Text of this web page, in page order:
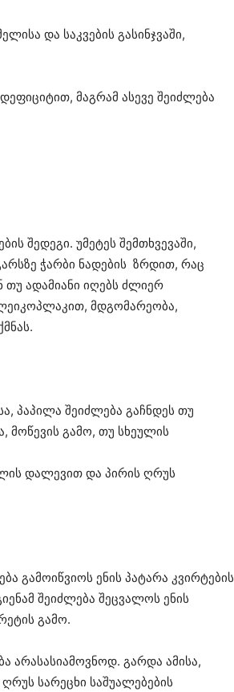
და საკვების გასინჯვაში,
მაგრამ ასევე შეიძლება
შედეგი. უმეტეს შემთხვევაში,
ჭარბი ნადების ზრდით, რაც
თუ ადამიანი იღებს ძლიერ
ლეიკოპლაკით, მდგომარეობა,
პაპილა შეიძლება გაჩნდეს თუ
მოწევის გამო, თუ სხეულის
დალევით და პირის ღრუს
გამოიწვიოს ენის პატარა კვირტების
შეიძლება შეცვალოს ენის
გამო.
არასასიამოვნოდ. გარდა ამისა,
სარეცხი საშუალებების